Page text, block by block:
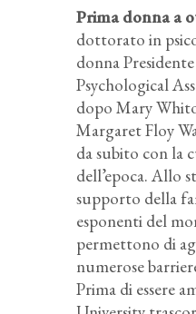
Prima donna a
dottorato in
donna
Psychological
dopo Mary
Margaret Floy
da subito con la
dell’epoca. Allo
supporto della
esponenti del
permettono di
numerose
Prima di essere